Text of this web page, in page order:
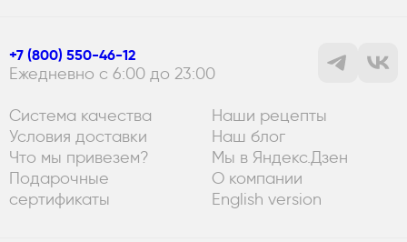
+7 (800) 550-46-12
Ежедневно с 6:00 до 23:00
Система качества
Условия доставки
Что мы привезем?
Подарочные
сертификаты
Наши рецепты
Наш блог
Мы в Яндекс.Дзен
О компании
English version